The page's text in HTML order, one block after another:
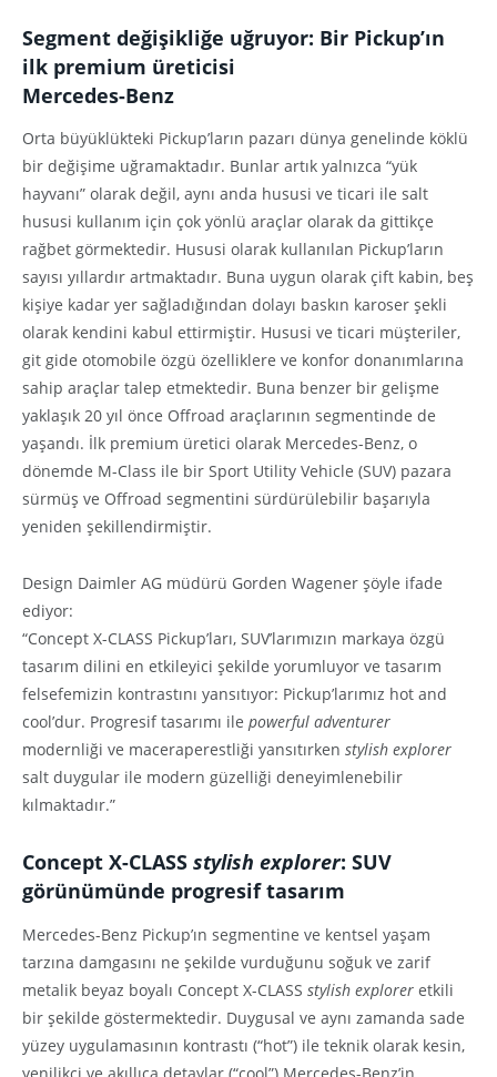
Segment değişikliğe uğruyor: Bir Pickup’ın
ilk premium üreticisi
Mercedes-Benz
Orta büyüklükteki Pickup’ların pazarı dünya genelinde köklü
bir değişime uğramaktadır. Bunlar artık yalnızca “yük
hayvanı” olarak değil, aynı anda hususi ve ticari ile salt
hususi kullanım için çok yönlü araçlar olarak da gittikçe
rağbet görmektedir. Hususi olarak kullanılan Pickup’ların
sayısı yıllardır artmaktadır. Buna uygun olarak çift kabin, beş
kişiye kadar yer sağladığından dolayı baskın karoser şekli
olarak kendini kabul ettirmiştir. Hususi ve ticari müşteriler,
git gide otomobile özgü özelliklere ve konfor donanımlarına
sahip araçlar talep etmektedir. Buna benzer bir gelişme
yaklaşık 20 yıl önce Offroad araçlarının segmentinde de
yaşandı. İlk premium üretici olarak Mercedes-Benz, o
dönemde M-Class ile bir Sport Utility Vehicle (SUV) pazara
sürmüş ve Offroad segmentini sürdürülebilir başarıyla
yeniden şekillendirmiştir.
Design Daimler AG müdürü Gorden Wagener şöyle ifade
ediyor:
“Concept X-CLASS Pickup’ları, SUV’larımızın markaya özgü
tasarım dilini en etkileyici şekilde yorumluyor ve tasarım
felsefemizin kontrastını yansıtıyor: Pickup’larımız hot and
cool’dur. Progresif tasarımı ile powerful adventurer
modernliği ve maceraperestliği yansıtırken stylish explorer
salt duygular ile modern güzelliği deneyimlenebilir
kılmaktadır.”
Concept X-CLASS stylish explorer: SUV
görünümünde progresif tasarım
Mercedes-Benz Pickup’ın segmentine ve kentsel yaşam
tarzına damgasını ne şekilde vurduğunu soğuk ve zarif
metalik beyaz boyalı Concept X-CLASS stylish explorer etkili
bir şekilde göstermektedir. Duygusal ve aynı zamanda sade
yüzey uygulamasının kontrastı (“hot”) ile teknik olarak kesin,